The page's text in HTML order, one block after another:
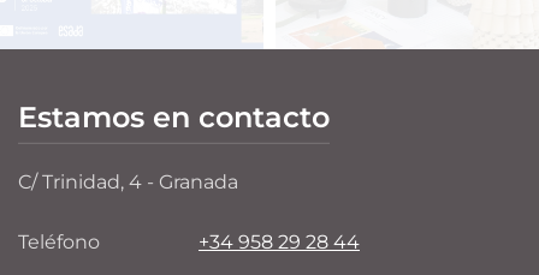
Estamos en contacto
C/ Trinidad, 4 - Granada
Teléfono
+34 958 29 28 44